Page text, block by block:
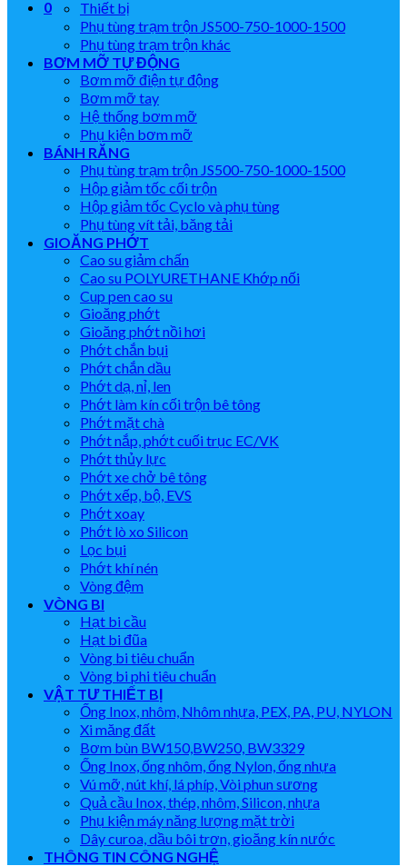
0
Thiết bị
Phụ tùng trạm trộn JS500-750-1000-1500
Phụ tùng trạm trộn khác
BƠM MỠ TỰ ĐỘNG
Bơm mỡ điện tự động
Bơm mỡ tay
Hệ thống bơm mỡ
Phụ kiện bơm mỡ
BÁNH RĂNG
Phụ tùng trạm trộn JS500-750-1000-1500
Hộp giảm tốc cối trộn
Hộp giảm tốc Cyclo và phụ tùng
Phụ tùng vít tải, băng tải
GIOĂNG PHỚT
Cao su giảm chấn
Cao su POLYURETHANE Khớp nối
Cup pen cao su
Gioăng phớt
Gioăng phớt nồi hơi
Phớt chắn bụi
Phớt chắn dầu
Phớt dạ, nỉ, len
Phớt làm kín cối trộn bê tông
Phớt mặt chà
Phớt nắp, phớt cuối trục EC/VK
Phớt thủy lực
Phớt xe chở bê tông
Phớt xếp, bộ, EVS
Phớt xoay
Phớt lò xo Silicon
Lọc bụi
Phớt khí nén
Vòng đệm
VÒNG BI
Hạt bi cầu
Hạt bi đũa
Vòng bi tiêu chuẩn
Vòng bi phi tiêu chuẩn
VẬT TƯ THIẾT BỊ
Ống Inox, nhôm, Nhôm nhựa, PEX, PA, PU, NYLON
Xi măng đất
Bơm bùn BW150,BW250, BW3329
Ống Inox, ống nhôm, ống Nylon, ống nhựa
Vú mỡ, nút khí, lá phíp, Vòi phun sương
Quả cầu Inox, thép, nhôm, Silicon, nhựa
Phụ kiện máy năng lượng mặt trời
Dây curoa, dầu bôi trơn, gioăng kín nước
THÔNG TIN CÔNG NGHỆ